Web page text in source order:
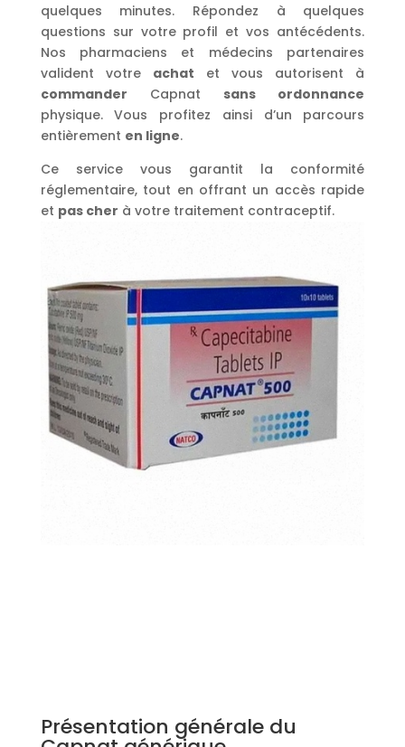
quelques minutes. Répondez à quelques
questions sur votre profil et vos antécédents.
Nos pharmaciens et médecins partenaires
valident votre achat et vous autorisent à
commander Capnat sans ordonnance
physique. Vous profitez ainsi d’un parcours
entièrement en ligne.
Ce service vous garantit la conformité
réglementaire, tout en offrant un accès rapide
et pas cher à votre traitement contraceptif.
Présentation générale du